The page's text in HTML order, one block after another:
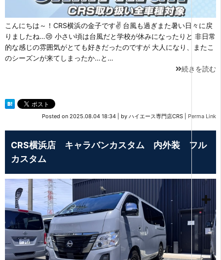
こんにちは～！CRS横浜の金子です✌ 台風も過ぎまた暑い日々に戻
りましたね…😢 小さい頃は台風だと学校が休みになったりと 非日常
的な感じの雰囲気がとても好きだったのですが 大人になり、またこ
のシーズンが来てしまったか…と…
続きを読む
Posted on 2025.08.04 18:34 by ハイエース専門店CRS Perma Link
CRS横浜店 キャラバンカスタム 内外装 フル
カスタム